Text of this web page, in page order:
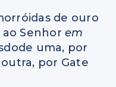
de ouro
Senhor em
uma, por
por Gate